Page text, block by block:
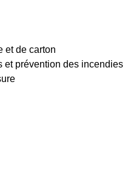
et de carton
et prévention des incendies